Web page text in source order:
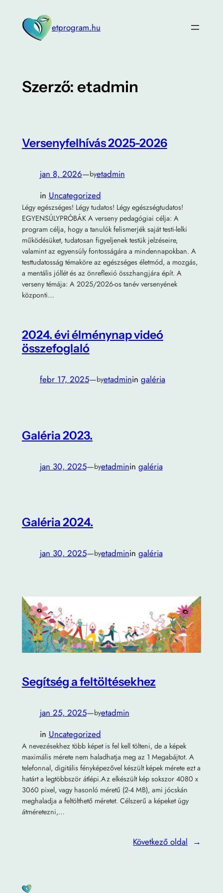
tartalomhoz
etprogram.hu
Szerző: etadmin
Versenyfelhívás 2025-2026
jan 8, 2026—byetadmin
in Uncategorized
Légy egészséges! Légy tudatos! Légy egészségtudatos!
EGYENSÚLYPRÓBÁK A verseny pedagógiai célja: A
program célja, hogy a tanulók felismerjék saját testi-lelki
működésüket, tudatosan figyeljenek testük jelzéseire,
valamint az egyensúly fontosságára a mindennapokban. A
testtudatosság témaköre az egészséges életmód, a mozgás,
a mentális jóllét és az önreflexió összhangjára épít. A
verseny témája: A 2025/2026-os tanév versenyének
központi…
2024. évi élménynap videó
összefoglaló
febr 17, 2025—byetadminin galéria
Galéria 2023.
jan 30, 2025—byetadminin galéria
Galéria 2024.
jan 30, 2025—byetadminin galéria
Segítség a feltöltésekhez
jan 25, 2025—byetadmin
in Uncategorized
A nevezésekhez több képet is fel kell tölteni, de a képek
maximális mérete nem haladhatja meg az 1 Megabájtot. A
telefonnal, digitális fényképezővel készült képek mérete ezt a
határt a legtöbbször átlépi.Az elkészült kép sokszor 4080 x
3060 pixel, vagy hasonló méretű (2-4 MB), ami jócskán
meghaladja a feltölthető méretet. Célszerű a képeket úgy
átméretezni,…
Következő oldal →